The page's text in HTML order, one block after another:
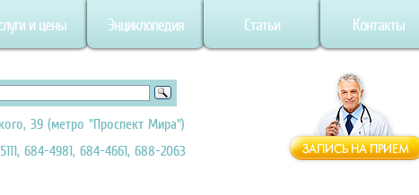
и цены Энциклопедия Статьи Контакты
39 (метро "Проспект Мира")
684-4981, 684-4661, 688-2063